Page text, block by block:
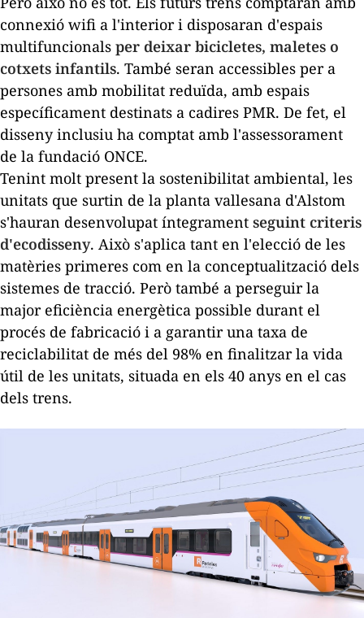
connexió wifi a l'interior i disposaran d'espais
multifuncionals per deixar bicicletes, maletes o
cotxets infantils. També seran accessibles per a
persones amb mobilitat reduïda, amb espais
específicament destinats a cadires PMR. De fet, el
disseny inclusiu ha comptat amb l'assessorament
de la fundació ONCE.
Tenint molt present la sostenibilitat ambiental, les
unitats que surtin de la planta vallesana d'Alstom
s'hauran desenvolupat íntegrament seguint criteris
d'ecodisseny. Això s'aplica tant en l'elecció de les
matèries primeres com en la conceptualització dels
sistemes de tracció. Però també a perseguir la
major eficiència energètica possible durant el
procés de fabricació i a garantir una taxa de
reciclabilitat de més del 98% en finalitzar la vida
útil de les unitats, situada en els 40 anys en el cas
dels trens.